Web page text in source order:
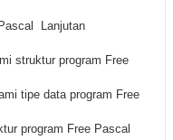
Lanjutan
program Free
program Free
Free Pascal